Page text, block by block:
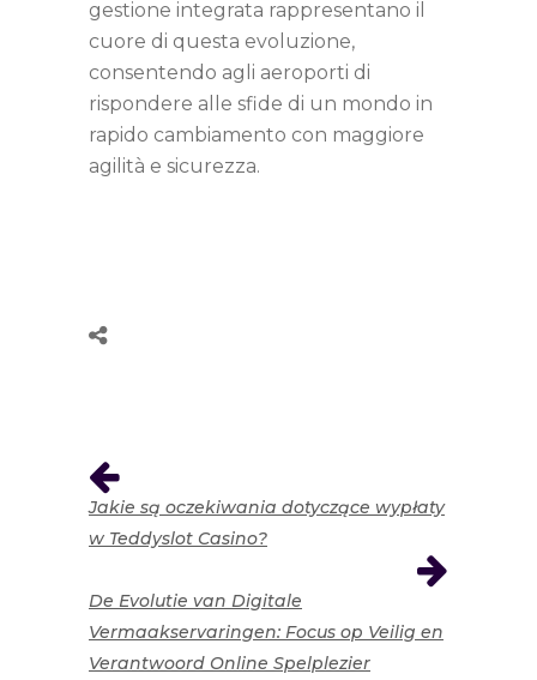
gestione integrata rappresentano il
cuore di questa evoluzione,
consentendo agli aeroporti di
rispondere alle sfide di un mondo in
rapido cambiamento con maggiore
agilità e sicurezza.
Jakie są oczekiwania dotyczące wypłaty
w Teddyslot Casino?
De Evolutie van Digitale
Vermaakservaringen: Focus op Veilig en
Verantwoord Online Spelplezier